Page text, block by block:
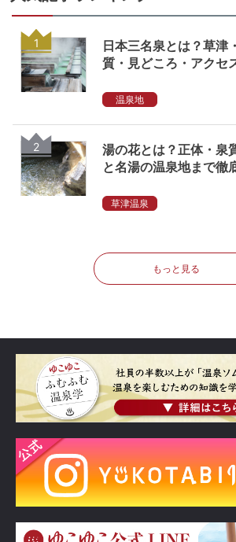
1
日本三名泉とは？草津
質・見どころ・アクセ
温泉地
2
湯の花とは？正体・泉
と名湯の温泉地まで徹
草津温泉
もっと見る